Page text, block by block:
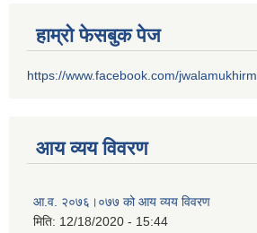
हाम्रो फेसबुक पेज
https://www.facebook.com/jwalamukhirm
आय व्यय विवरण
आ.व. २०७६।०७७ को आय व्यय विवरण
मिति: 12/18/2020 - 15:44